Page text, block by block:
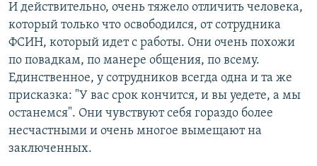
И действительно, очень тяжело отличить человека,
который только что освободился, от сотрудника
ФСИН, который идет с работы. Они очень похожи
по повадкам, по манере общения, по всему.
Единственное, у сотрудников всегда одна и та же
присказка: "У вас срок кончится, и вы уедете, а мы
останемся". Они чувствуют себя гораздо более
несчастными и очень многое вымещают на
заключенных.